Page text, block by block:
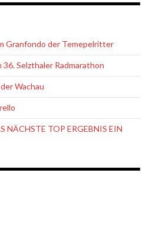
Granfondo der Temepelritter
Selzthaler Radmarathon
Wachau
NÄCHSTE TOP ERGEBNIS EIN